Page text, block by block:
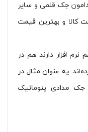
جک قلمی و سایر
کالا و بهترین قیمت
افزار دارند هم در
یه عنوان مثال در
ادامه می‌توانید کاتالوگ سری DPRA جک مدادی پنوماتیک